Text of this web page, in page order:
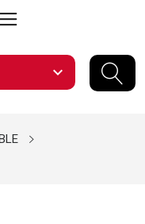
expand_more